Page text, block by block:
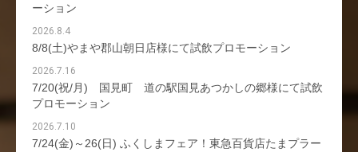
ーション
2026.8.4
8/8(土)やまや郡山朝日店様にて試飲プロモーション
2026.7.16
7/20(祝/月) 国見町 道の駅国見あつかしの郷様にて試飲
プロモーション
2026.7.10
7/24(金)～26(日) ふくしまフェア！東急百貨店たまプラー